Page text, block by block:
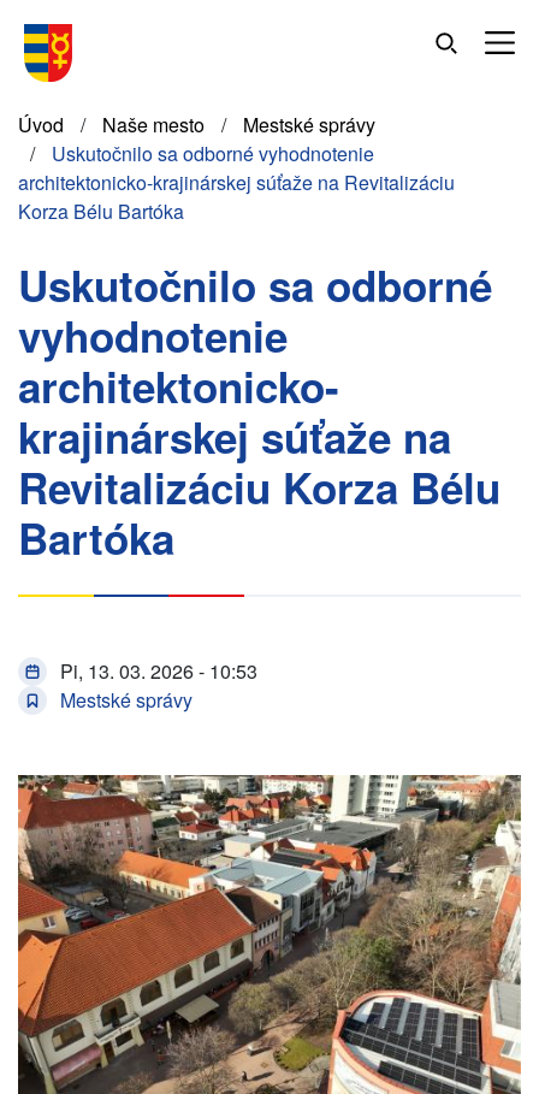
hlavný
Omrvinka
Úvod Naše mesto
Mestské správy
Uskutočnilo sa odborné vyhodnotenie
architektonicko-krajinárskej súťaže na Revitalizáciu
Korza Bélu Bartóka
Uskutočnilo sa odborné
vyhodnotenie
architektonicko-
krajinárskej súťaže na
Revitalizáciu Korza Bélu
Bartóka
Pi, 13. 03. 2026 - 10:53
Mestské správy